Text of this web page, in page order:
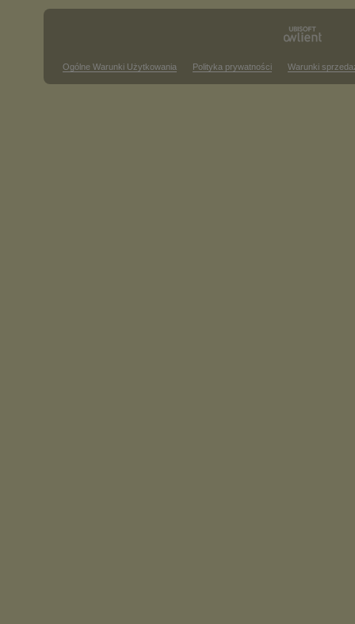
Ogólne Warunki Użytkowania Polityka prywatności Warunki